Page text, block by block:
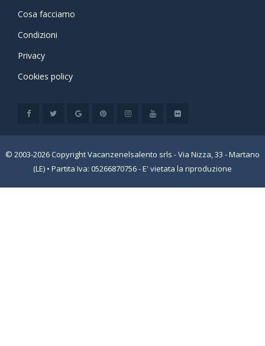
Cosa facciamo
Condizioni
Privacy
Cookies policy
© 2003-2026 Copyright Vacanzenelsalento srls - Via Nizza, 33 - Martano
(LE) • Partita Iva: 05266870756 - E' vietata la riproduzione